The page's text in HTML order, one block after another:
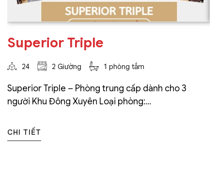
Superior Triple
24 2 Giường 1 phòng tắm
Superior Triple – Phòng trung cấp dành cho 3
người Khu Đông Xuyên Loại phòng:...
CHI TIẾT